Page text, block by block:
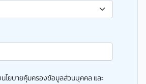
โยบายคุ้มครองข้อมูลส่วนบุคคล และ